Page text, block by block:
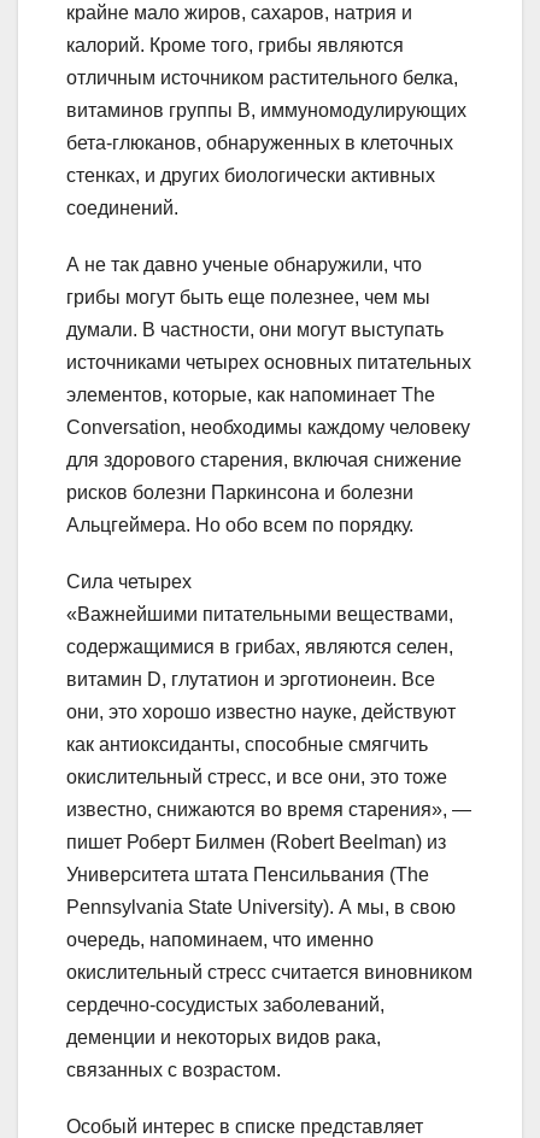
крайне мало жиров, сахаров, натрия и
калорий. Кроме того, грибы являются
отличным источником растительного белка,
витаминов группы B, иммуномодулирующих
бета-глюканов, обнаруженных в клеточных
стенках, и других биологически активных
соединений.
А не так давно ученые обнаружили, что
грибы могут быть еще полезнее, чем мы
думали. В частности, они могут выступать
источниками четырех основных питательных
элементов, которые, как напоминает The
Conversation, необходимы каждому человеку
для здорового старения, включая снижение
рисков болезни Паркинсона и болезни
Альцгеймера. Но обо всем по порядку.
Сила четырех
«Важнейшими питательными веществами,
содержащимися в грибах, являются селен,
витамин D, глутатион и эрготионеин. Все
они, это хорошо известно науке, действуют
как антиоксиданты, способные смягчить
окислительный стресс, и все они, это тоже
известно, снижаются во время старения», —
пишет Роберт Билмен (Robert Beelman) из
Университета штата Пенсильвания (The
Pennsylvania State University). А мы, в свою
очередь, напоминаем, что именно
окислительный стресс считается виновником
сердечно-сосудистых заболеваний,
деменции и некоторых видов рака,
связанных с возрастом.
Особый интерес в списке представляет